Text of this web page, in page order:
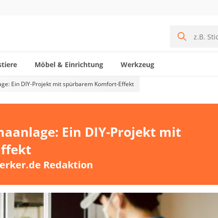
Möbel & Einrichtung Werkzeug
Ein DIY-Projekt mit spürbarem Komfort-Effekt
Ein DIY-Projekt mit
Redaktion